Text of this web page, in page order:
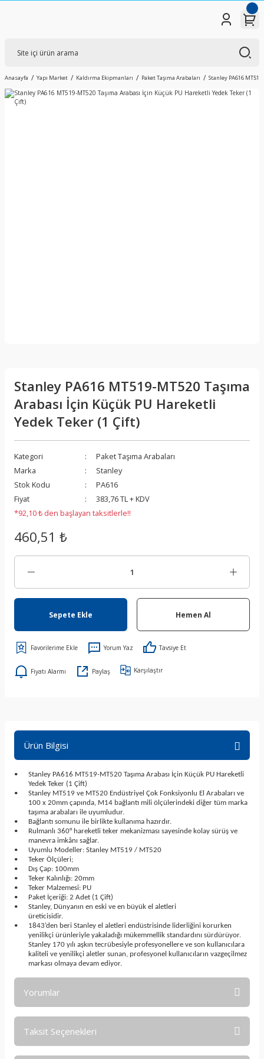
Anasayfa Yapı Market Kaldırma Ekipmanları Paket Taşıma Arabaları Stanley PA616
Stanley PA616 MT519-MT520 Taşıma
Arabası İçin Küçük PU Hareketli
Yedek Teker (1 Çift)
Kategori
Paket Taşıma Arabaları
Marka
Stanley
Stok Kodu
PA616
Fiyat
383,76 TL + KDV
*92,10 ₺ den başlayan taksitlerle!!
460,51 ₺
Sepete Ekle Hemen Al
Yorum Yaz Tavsiye Et
Fiyatı Alarmı Paylaş Karşılaştır
Ürün Bilgisi
•
Stanley PA616 MT519-MT520 Taşıma Arabası İçin Küçük PU Hareketli
Yedek Teker (1 Çift)
•
Stanley MT519 ve MT520 Endüstriyel Çok Fonksiyonlu El Arabaları ve
100 x 20mm çapında, M14 bağlantı mili ölçülerindeki diğer tüm marka
taşıma arabaları ile uyumludur.
•
Bağlantı somunu ile birlikte kullanıma hazırdır.
•
Rulmanlı 360° hareketli teker mekanizması sayesinde kolay sürüş ve
manevra imkânı sağlar.
•
Uyumlu Modeller: Stanley MT519 / MT520
•
Teker Ölçüleri;
•
Dış Çap: 100mm
•
Teker Kalınlığı: 20mm
•
Teker Malzemesi: PU
•
Paket İçeriği: 2 Adet (1 Çift)
•
Stanley, Dünyanın en eski ve en büyük el aletleri
üreticisidir.
•
1843’den beri Stanley el aletleri endüstrisinde liderliğini korurken
yenilikçi ürünleriyle yakaladığı mükemmellik standardını sürdürüyor.
Stanley 170 yılı aşkın tecrübesiyle profesyonellere ve son kullanıcılara
kaliteli ve yenilikçi aletler sunan, profesyonel kullanıcıların vazgeçilmez
markası olmaya devam ediyor.
Yorumlar
Taksit Seçenekleri